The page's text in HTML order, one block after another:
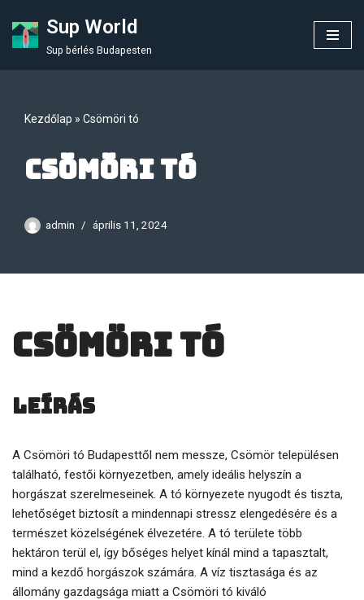
Skip
Sup World
Sup bérlés Budapesten
Kezdőlap » Csömöri tó
Csömöri tó
admin április 11, 2024
Csömöri tó
Leírás
A Csömöri tó Budapesttől nem messze, Csömör településen
található, festői környezetben, amely ideális helyszín a
horgászat szerelmeseinek. A tó környezete nyugodt és tiszta,
lehetőséget biztosít a mindennapi stressz elengedésére és a
természet közelségének élvezetére. A tó területe több
hektáron terül el, így bőséges helyet kínál mind a tapasztalt,
mind a kezdő horgászok számára. A víz tisztasága és az
állomány gazdagsága miatt a Csömöri tó kiváló